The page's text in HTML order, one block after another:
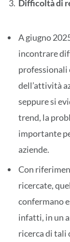
Difficoltà di
A giugno
incontrare
professionali
dell’attività
seppure si
trend, la
importante
aziende.
Con
ricercate,
confermano
infatti, in un
ricerca di tali